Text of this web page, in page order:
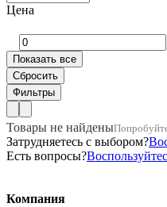
Цена
Товары не найдены
Затрудняетесь с выбором?
Есть вопросы?
Компания